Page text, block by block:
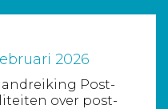
2026
Post-
over post-